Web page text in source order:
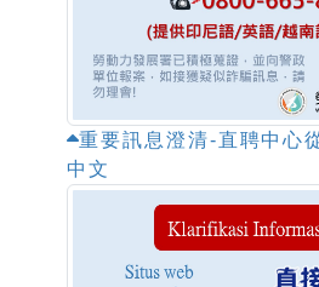
重要訊息澄清-直聘中心
中文